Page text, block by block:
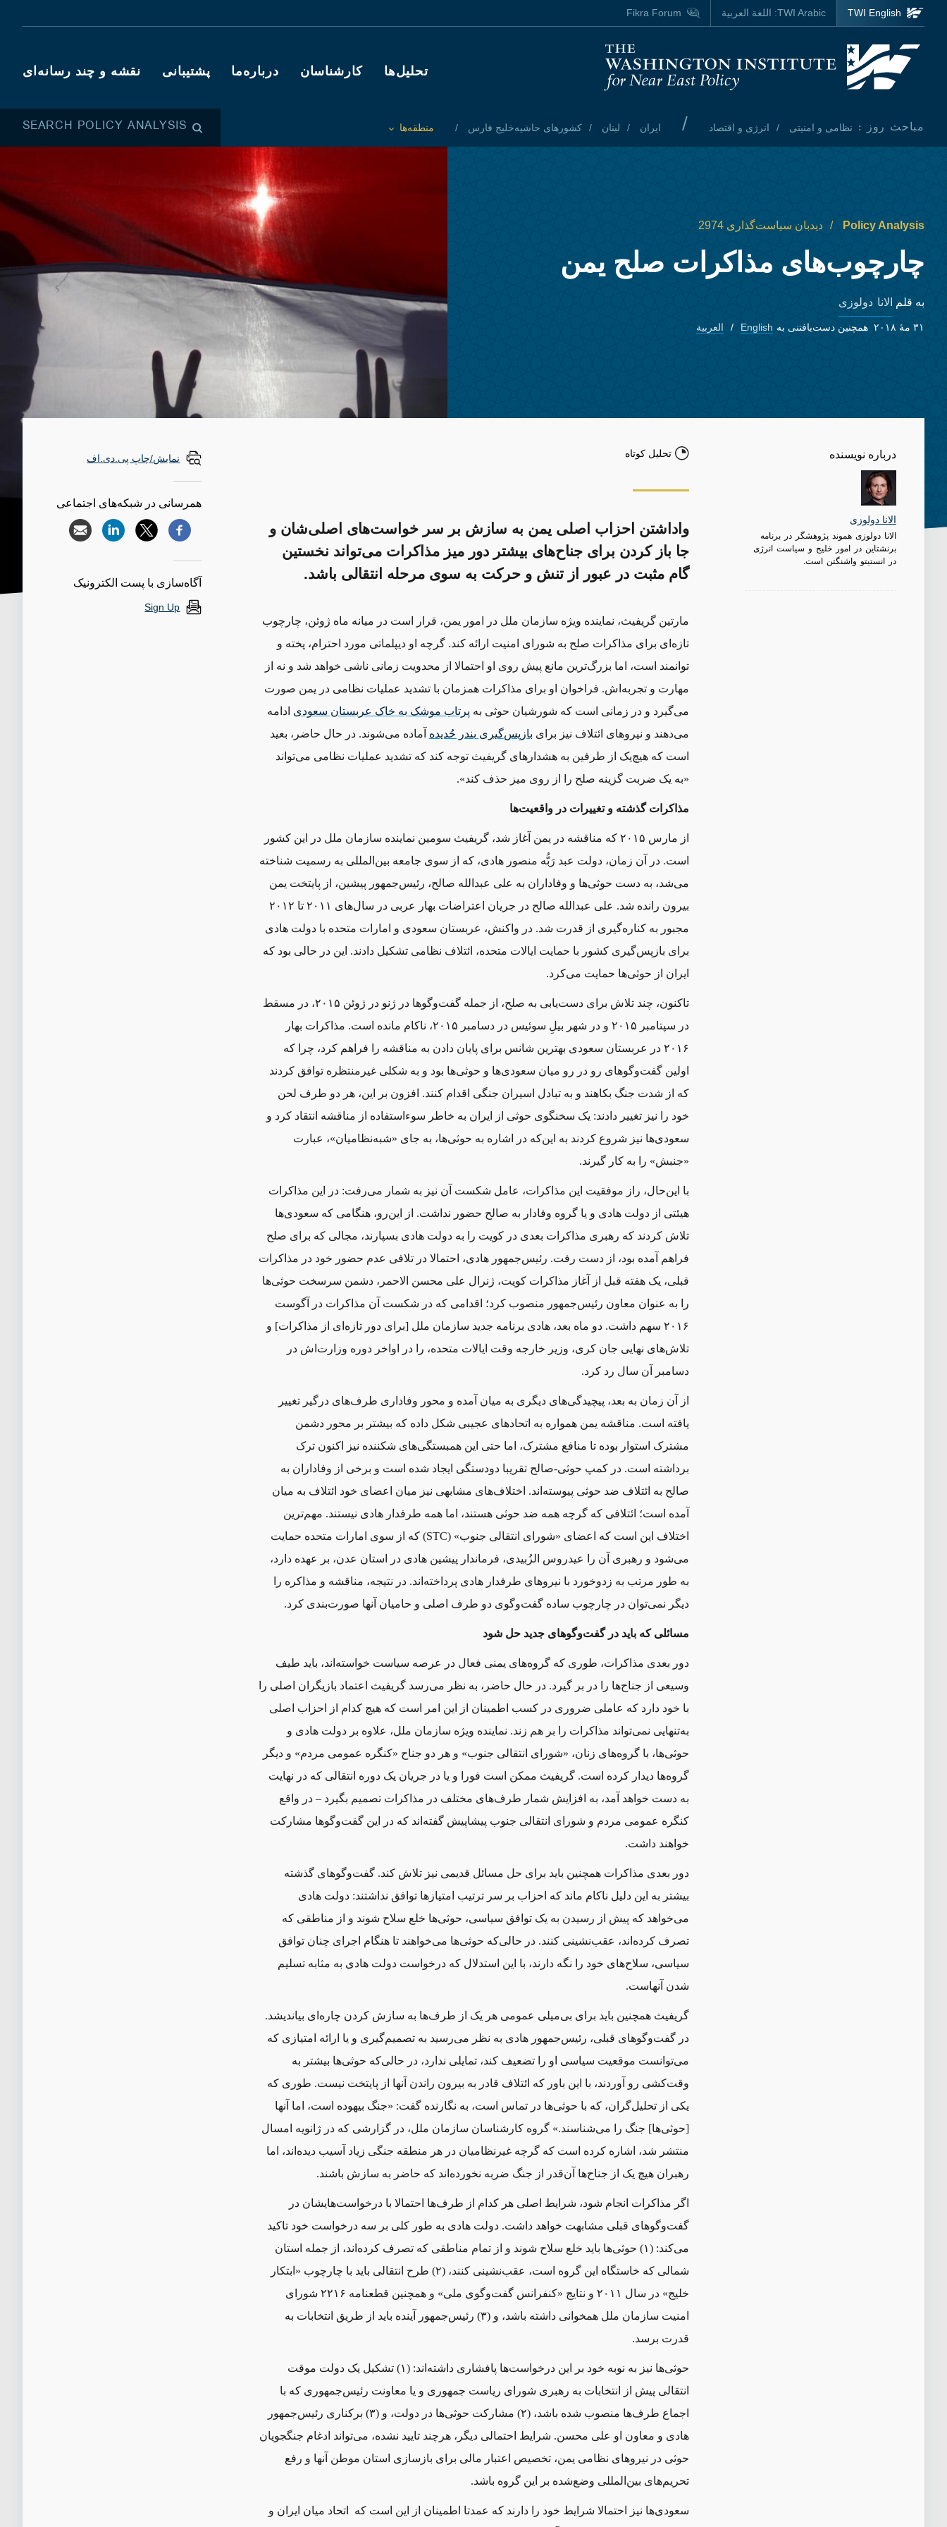
Skip to main content
Homepage
Main navigation
تحلیل‌ها کارشناسان درباره‌ما پشتیبانی نقشه و چند رسانه‌ای
مباحث روز : نظامی و امنیتی انرژی و اقتصاد / ایران لبنان کشورهای حاشیه‌خلیج فارس
Toggle List of
منطقه‌ها SEARCH POLICY ANALYSIS
TWI English
TWI Arabic: اللغة العربية Fikra Forum
Policy Analysis دیدبان سیاست‌گذاری 2974
چارچوب‌های مذاکرات صلح یمن
به قلم الانا دو‌لوزی
۳۱ مهٔ ۲۰۱۸ همچنین دست‌یافتنی به English العربية
درباره نویسنده
الانا دو‌لوزی
الانا دولوزی هموند پژوهشگر در برنامه
برنشتاین در امور خلیج و سیاست انرژی
در انستیتو واشنگتن است.
تحلیل کوتاه
واداشتن احزاب اصلی یمن به سازش بر سر خواست‌های اصلی‌شان و
جا باز کردن برای جناح‌های بیشتر دور میز مذاکرات می‌تواند نخستین
گام مثبت در عبور از تنش و حرکت به سوی مرحله انتقالی باشد.
مارتین گریفیث، نماینده ویژه سازمان ملل در امور یمن، قرار است در میانه ماه ژوئن، چارچوب
تازه ای برای مذاکرات صلح به شورای امنیت ارائه کند. گرچه او دیپلماتی مورد احترام، پخته و
توانمند است، اما بزرگ‌ترین مانع پیش روی او احتمالا از محدویت زمانی ناشی خواهد شد و نه از
مهارت و تجربه اش. فراخوان او برای مذاکرات همزمان با تشدید عملیات نظامی در یمن صورت
می‌گیرد و در زمانی است که شورشیان حوثی به پرتاب موشک به خاک عربستان سعودی ادامه
میدهند و نیروهای ائتلاف نیز برای بازپسگیری بندر حُدیده آماده میشوند. در حال حاضر، بعید
است که هیچ‌یک از طرفین به هشدارهای گریفیث توجه کند که تشدید عملیات نظامی میتواند
«به یک ضربت گزینه صلح را از روی میز حذف کند».
مذاکرات گذشته و تغییرات در واقعیتها
از مارس ۲۰۱۵ که مناقشه در یمن آغاز شد، گریفیث سومین نماینده سازمان ملل در این کشور
است. در آن زمان، دولت عبد رَبُّه منصور هادی، که از سوی جامعه بین المللی به رسمیت شناخته
میشد، به دست حوثیها و وفاداران به علی عبدالله صالح، رئیس‌جمهور پیشین، از پایتخت یمن
بیرون رانده شد. علی عبدالله صالح در جریان اعتراضات بهار عربی در سال
های ۲۰۱۱ تا ۲۰۱۲
مجبور به کنارهگیری از قدرت شد. در واکنش، عربستان سعودی و امارات متحده با دولت هادی
برای بازپسگیری کشور با حمایت ایالات متحده، ائتلاف نظامی تشکیل دادند. این در حالی بود که
ایران از حوثیها حمایت میکرد.
تاکنون، چند تلاش برای دست‌یابی به صلح، از جمله گفت‌وگوها در ژنو در ژوئن ۲۰۱۵، در مسقط
در سپتامبر ۲۰۱۵ و در شهر بیلِ سوئیس در دسامبر ۲۰۱۵، ناکام مانده است. مذاکرات بهار
۲۰۱۶ در عربستان سعودی بهترین شانس برای پایان دادن به مناقشه را فراهم کرد، چرا که
اولین گفت‌وگوهای رو در رو میان سعودیها و حوثیها بود و به شکلی غیرمنتظره توافق کردند
که از شدت جنگ بکاهند و به تبادل اسیران جنگی اقدام کنند. افزون بر این، هر دو طرف لحن
خود را نیز تغییر دادند: یک سخنگوی حوثی از ایران به خاطر سوءاستفاده از مناقشه انتقاد کرد و
سعودیها نیز شروع کردند به اینکه در اشاره به حوثیها، به جای «شبهنظامیان»، عبارت
«جنبش» را به کار گیرند.
با اینحال، راز موفقیت این مذاکرات، عامل شکست آن نیز به شمار میرفت: در این مذاکرات
هیئتی از دولت هادی و یا گروه وفادار به صالح حضور نداشت. از اینرو، هنگامی که سعودیها
تلاش کردند که رهبری مذاکرات بعدی در کویت را به دولت هادی بسپارند، مجالی که برای صلح
فراهم آمده بود، از دست رفت. رئیسجمهور هادی، احتمالا در تلافی عدم حضور خود در مذاکرات
قبلی، یک هفته قبل از آغاز مذاکرات کویت، ژنرال علی محسن الاحمر، دشمن سرسخت حوثیها
را به عنوان معاون رئیس‌جمهور منصوب کرد؛ اقدامی که در شکست آن مذاکرات در آگوست
۲۰۱۶ سهم داشت. دو ماه بعد، هادی برنامه جدید سازمان ملل [برای دور تازه
ای از مذاکرات] و
تلاشهای نهایی جان کری، وزیر خارجه وقت ایالات متحده، را در اواخر دوره‌ وزارت اش در
دسامبر آن سال رد کرد.
از آن زمان به بعد، پیچیدگیهای دیگری به میان آمده و محور وفاداری طرفهای درگیر تغییر
یافته است. مناقشه یمن همواره به اتحادهای عجیبی شکل داده که بیشتر بر محور دشمن
مشترک استوار بوده تا منافع مشترک، اما حتی این همبستگیهای شکننده نیز اکنون ترک
برداشته است. در کمپ حوثی-صالح تقریبا دودستگی ایجاد شده است و برخی از وفاداران به
صالح به ائتلاف ضد حوثی پیوسته اند. اختلافهای مشابهی نیز میان اعضای خود ائتلاف به میان
آمده است؛ ائتلافی که گرچه همه ضد حوثی هستند، اما همه طرفدار هادی نیستند. مهم‌ترین
اختلاف این است که اعضای «شورای انتقالی جنوب»(STC)
که از سوی امارات متحده حمایت
میشود و رهبری آن را عیدروس الزُبیدی، فرماندار پیشین هادی در استان عدن، بر عهده دارد،
به طور مرتب به زدوخورد با نیروهای طرفدار هادی پرداخته اند. در نتیجه، مناقشه و مذاکره را
دیگر نمیتوان در چارچوب ساده گفت‌وگوی دو طرف اصلی و حامیان آنها صورتبندی کرد.
مسائلی که باید در گفت‌وگوهای جدید حل شود
دور بعدی مذاکرات، طوری که گروههای یمنی فعال در عرصه سیاست خواسته اند، باید طیف
وسیعی از جناحها را در بر گیرد. در حال حاضر، به نظر میرسد گریفیث اعتماد بازیگران اصلی را
با خود دارد که عاملی ضروری در کسب اطمینان از این امر است که هیچ کدام از احزاب اصلی
به‌تنهایی نمیتواند مذاکرات را بر هم زند. نماینده ویژه سازمان ملل، علاوه بر دولت هادی و
حوثیها، با گروههای زنان، «شورای انتقالی جنوب» و هر دو جناح «کنگره عمومی مردم» و دیگر
گروهها دیدار کرده است. گریفیث ممکن است فورا و یا در جریان یک دوره انتقالی که در نهایت
به دست خواهد آمد، به افزایش شمار طرفهای مختلف در مذاکرات تصمیم بگیرد – در واقع
کنگره عمومی مردم و شورای انتقالی جنوب پیشاپیش گفته اند که در این گفت‌وگوها مشارکت
خواهند داشت.
دور بعدی مذاکرات همچنین باید برای حل مسائل قدیمی نیز تلاش کند. گفت‌وگوهای گذشته
بیشتر به این دلیل ناکام ماند که احزاب بر سر ترتیب امتیازها توافق نداشتند: دولت هادی
میخواهد که پیش از رسیدن به یک توافق سیاسی، حوثیها خلع سلاح شوند و از مناطقی که
تصرف کرده اند، عقبنشینی کنند. در حالیکه حوثیها میخواهند تا هنگام اجرای چنان توافق
سیاسی، سلاحهای خود را نگهدارند، با این استدلال که درخواست دولت هادی به مثابه تسلیم
شدن آنهاست.
گریفیث همچنین باید برای بیمیلی عمومی هر یک از طرفها به سازش کردن چاره ای بیاندیشد.
در گفت‌وگوهای قبلی، رئیس‌جمهور هادی به نظر میرسید به تصمیمگیری و یا ارائه امتیازی که
میتوانست موقعیت سیاسی او را تضعیف کند، تمایلی ندارد، در حالیکه حوثیها بیشتر به
وقتکشی رو آوردند، با این باور که ائتلاف قادر به بیرون راندن آنها از پایتخت نیست. طوری که
یکی از تحلیلگران، که با حوثیها در تماس است، به نگارنده گفت: «جنگ بیهوده است، اما آنها
[حوثیها] جنگ را میشناسند.» گروه کارشناسان سازمان ملل، در گزارشی که در ژانویه امسال
منتشر شد، اشاره کرده است که گرچه غیرنظامیان در هر منطقه جنگی زیاد آسیب دیده‌اند، اما
رهبران هیچ یک از جناحها آن‌قدر از جنگ ضربه نخورده‌اند که حاضر به سازش باشند.
اگر مذاکرات انجام شود، شرایط اصلی هر کدام از طرفها احتمالا با درخواستهایشان در
گفت‌وگوهای قبلی مشابهت خواهد داشت. دولت هادی به طور کلی بر سه درخواست خود تاکید
میکند: (۱) حوثی ها باید خلع سلاح شوند و از تمام مناطقی که تصرف کرده اند، از جمله استان
شمالی که خاستگاه این گروه است، عقب
نشینی کنند، (۲) طرح انتقالی باید با چارچوب «ابتکار
خلیج» در سال ۲۰۱۱ و نتایج «کنفرانس گفت
وگوی ملی» و همچنین قطعنامه ۲۲۱۶ شورای
امنیت سازمان ملل همخوانی داشته باشد، و (۳) رئیس
جمهور آینده باید از طریق انتخابات به
قدرت برسد.
حوثیها نیز به نوبه خود بر این درخواستها پافشاری داشته
اند: (۱) تشکیل یک دولت موقت
انتقالی پیش از انتخابات به رهبری شورای ریاست جمهوری و یا معاونت رئیس‌جمهوری که با
اجماع طرفها منصوب شده باشد، (۲) مشارکت حوثی ها در دولت، و (۳) برکناری رئیس
‌جمهور
هادی و معاون او علی محسن. شرایط احتمالی دیگر، هرچند تایید نشده، می‌تواند ادغام جنگجویان
حوثی در نیروهای نظامی یمن، تخصیص اعتبار مالی برای بازسازی استان موطن آنها و رفع
تحریمهای بین المللی وضع‌شده بر این گروه باشد.
سعودیها نیز احتمالا شرایط خود را دارند که عمدتا اطمینان از این است که اتحاد میان ایران و
نمایش/چاپ پی.دی.اف
همرسانی در شبکه‌های اجتماعی
آگاه‌سازی با پست الکترونیک
Sign Up